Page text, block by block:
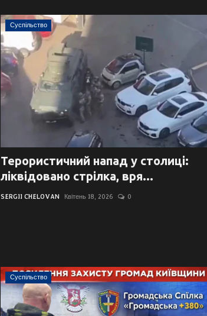
Суспільство
Терористичний напад у столиці:
ліквідовано стрілка, вря...
SERGII CHELOVAN Квітень 18, 2026 0
Суспільство